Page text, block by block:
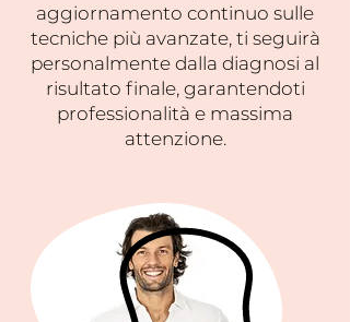
aggiornamento continuo sulle
tecniche più avanzate, ti seguirà
personalmente dalla diagnosi al
risultato finale, garantendoti
professionalità e massima
attenzione.